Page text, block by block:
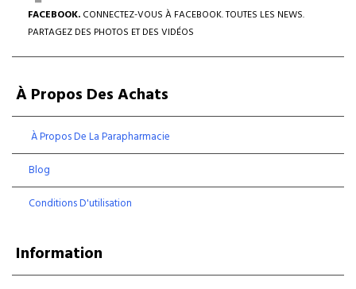
FACEBOOK. CONNECTEZ-VOUS À FACEBOOK. TOUTES LES NEWS.
PARTAGEZ DES PHOTOS ET DES VIDÉOS
À Propos Des Achats
À Propos De La Parapharmacie
Blog
Conditions D'utilisation
Information